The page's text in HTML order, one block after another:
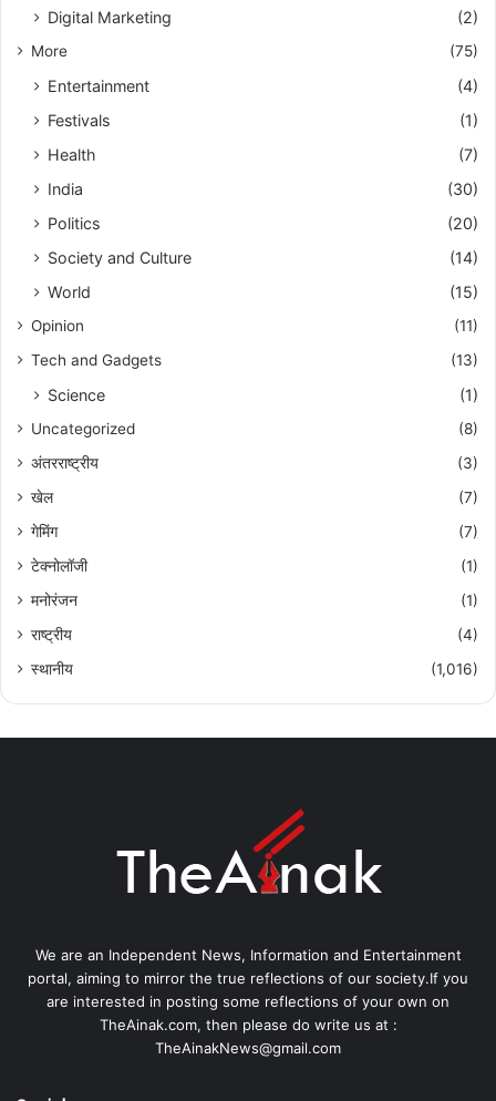
Digital Marketing (2)
More (75)
Entertainment
(4)
Festivals
(1)
Health
(7)
India
(30)
Politics
(20)
Society and Culture
(14)
World
(15)
Opinion
(11)
Tech and Gadgets
(13)
Science (1)
Uncategorized
(8)
अंतरराष्ट्रीय
(3)
खेल
(7)
गेमिंग
(7)
टेक्नोलॉजी
(1)
मनोरंजन
(1)
राष्ट्रीय
(4)
स्थानीय
(1,016)
We are an Independent News, Information and Entertainment
portal, aiming to mirror the true reflections of our society.If you
are interested in posting some reflections of your own on
TheAinak.com, then please do write us at :
TheAinakNews@gmail.com